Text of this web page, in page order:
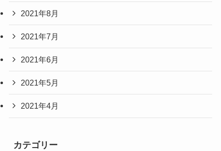
2021年8月
2021年7月
2021年6月
2021年5月
2021年4月
カテゴリー